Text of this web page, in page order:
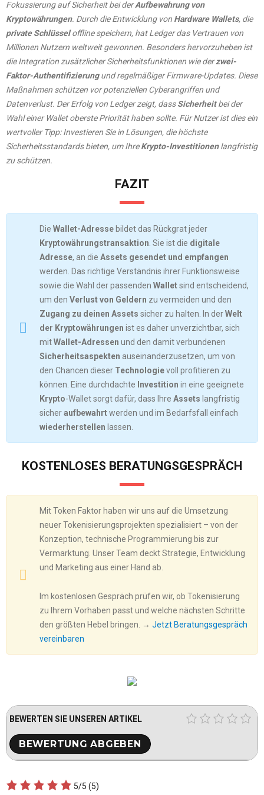
Fokussierung auf Sicherheit bei derAufbewahrung von
Kryptowährungen. Durch die Entwicklung von Hardware Wallets, die
private Schlüsseloffline speichern, hat Ledger das Vertrauen von
Millionen Nutzern weltweit gewonnen. Besonders hervorzuheben ist
die Integration zusätzlicher Sicherheitsfunktionen wie derzwei-
Faktor-Authentifizierungund regelmäßiger Firmware-Updates. Diese
Maßnahmen schützen vor potenziellen Cyberangriffen und
Datenverlust. Der Erfolg von Ledger zeigt, dassSicherheitbei der
Wahl einer Wallet oberste Priorität haben sollte. Für Nutzer ist dies ein
wertvoller Tipp: Investieren Sie in Lösungen, die höchste
Sicherheitsstandards bieten, um IhreKrypto-Investitionenlangfristig
zu schützen.
FAZIT
Die Wallet-Adressebildet das Rückgrat jeder
Kryptowährungstransaktion . Sie ist die digitale
Adresse, an die Assets gesendet und empfangen
werden. Das richtige Verständnis ihrer Funktionsweise
sowie die Wahl der passenden Walletsind entscheidend,
um den Verlust von Geldern zu vermeiden und den
Zugang zu deinen Assets sicher zu halten. In derWelt
der Kryptowährungen ist es daher unverzichtbar, sich
mitWallet-Adressen und den damit verbundenen
Sicherheitsaspekten auseinanderzusetzen, um von
den Chancen dieser Technologievoll profitieren zu
können. Eine durchdachte Investition in eine geeignete
Krypto-Wallet sorgt dafür, dass Ihre Assets langfristig
sicheraufbewahrtwerden und im Bedarfsfall einfach
wiederherstellen lassen.
KOSTENLOSES BERATUNGSGESPRÄCH
Mit Token Faktor haben wir uns auf die Umsetzung
neuer Tokenisierungsprojekten spezialisiert – von der
Konzeption, technische Programmierung bis zur
Vermarktung. Unser Team deckt Strategie, Entwicklung
und Marketing aus einer Hand ab.
Im kostenlosen Gespräch prüfen wir, ob Tokenisierung
zu Ihrem Vorhaben passt und welche nächsten Schritte
den größten Hebel bringen. → Jetzt Beratungsgespräch
vereinbaren
BEWERTEN SIE UNSEREN ARTIKEL
5/5 (5)